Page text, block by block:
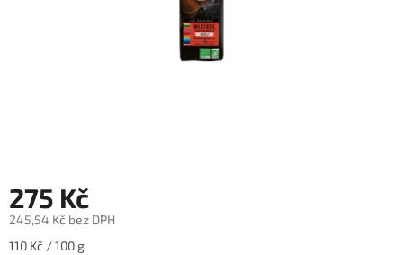
275 Kč
245,54 Kč bez DPH
Měrná
110 Kč / 100 g